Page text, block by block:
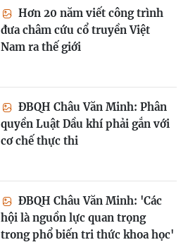
Hơn 20 năm viết công trình
đưa châm cứu cổ truyền Việt
Nam ra thế giới
ĐBQH Châu Văn Minh: Phân
quyền Luật Dầu khí phải gắn với
cơ chế thực thi
ĐBQH Châu Văn Minh: 'Các
hội là nguồn lực quan trọng
trong phổ biến tri thức khoa học'